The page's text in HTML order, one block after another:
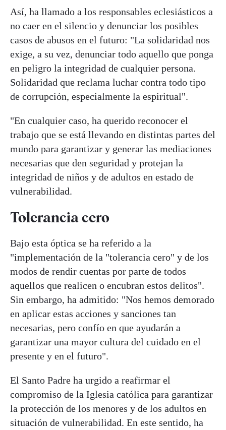
Así, ha llamado a los responsables eclesiásticos a
no caer en el silencio y denunciar los posibles
casos de abusos en el futuro: "La solidaridad nos
exige, a su vez, denunciar todo aquello que ponga
en peligro la integridad de cualquier persona.
Solidaridad que reclama luchar contra todo tipo
de corrupción, especialmente la espiritual".
"En cualquier caso, ha querido reconocer el
trabajo que se está llevando en distintas partes del
mundo para garantizar y generar las mediaciones
necesarias que den seguridad y protejan la
integridad de niños y de adultos en estado de
vulnerabilidad.
Tolerancia cero
Bajo esta óptica se ha referido a la
"implementación de la "tolerancia cero" y de los
modos de rendir cuentas por parte de todos
aquellos que realicen o encubran estos delitos".
Sin embargo, ha admitido: "Nos hemos demorado
en aplicar estas acciones y sanciones tan
necesarias, pero confío en que ayudarán a
garantizar una mayor cultura del cuidado en el
presente y en el futuro".
El Santo Padre ha urgido a reafirmar el
compromiso de la Iglesia católica para garantizar
la protección de los menores y de los adultos en
situación de vulnerabilidad. En este sentido, ha